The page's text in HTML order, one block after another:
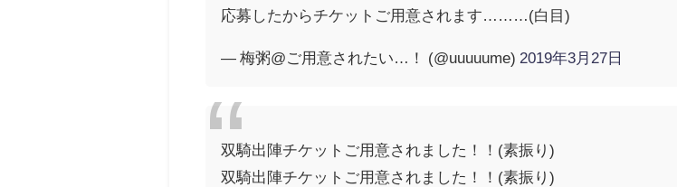
応募したからチケットご用意されます………(白目)
— 梅粥@ご用意されたい…！ (@uuuuume) 2019年3月27日
双騎出陣チケットご用意されました！！(素振り)
双騎出陣チケットご用意されました！！(素振り)